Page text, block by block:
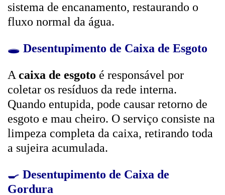
sistema de encanamento, restaurando o
fluxo normal da água.
🕳️ Desentupimento de Caixa de Esgoto
A caixa de esgoto é responsável por
coletar os resíduos da rede interna.
Quando entupida, pode causar retorno de
esgoto e mau cheiro. O serviço consiste na
limpeza completa da caixa, retirando toda
a sujeira acumulada.
🍳 Desentupimento de Caixa de
Gordura